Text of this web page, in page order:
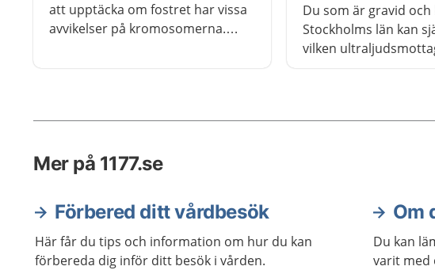
att upptäcka om fostret har vissa
avvikelser på kromosomerna.
ökad risk för missfall. Färre än en
till missfall.
Du som är gravid och
Stockholms län kan
vilken
Mer på 1177.se
Förbered ditt vårdbesök
Här får du tips och information om hur du kan
förbereda dig inför ditt besök i vården.
Om
Du kan
varit med